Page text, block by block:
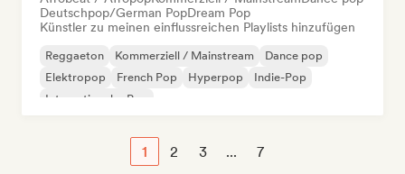
Deutschpop/German PopDream Pop
Künstler zu meinen einflussreichen Playlists hinzufügen
Reggaeton Kommerziell / Mainstream
Dance pop
Elektropop
French Pop Hyperpop
Indie-Pop
Internationaler Pop
1 2 3 ... 7